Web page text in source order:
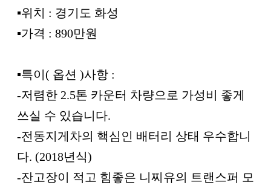
▪︎위치 : 경기도 화성
▪︎가격 : 890만원
▪︎특이( 옵션 )사항 :
-저렴한 2.5톤 카운터 차량으로 가성비 좋게
쓰실 수 있습니다.
-전동지게차의 핵심인 배터리 상태 우수합니
다. (2018년식)
-잔고장이 적고 힘좋은 니찌유의 트랜스퍼 모